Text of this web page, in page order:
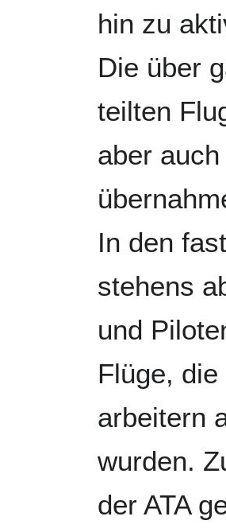
hin zu
Die über
teil­ten
aber
In den
stehens
und
Flüge,
arbei­tern
wurden.
der ATA